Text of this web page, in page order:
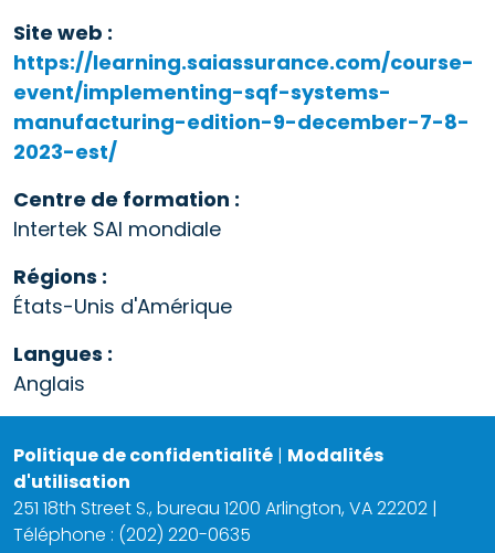
Site web :
https://learning.saiassurance.com/course-
event/implementing-sqf-systems-
manufacturing-edition-9-december-7-8-
2023-est/
Centre de formation :
Intertek SAI mondiale
Régions :
États-Unis d'Amérique
Langues :
Anglais
Politique de confidentialité | Modalités
d'utilisation
251 18th Street S., bureau 1200 Arlington, VA 22202 |
Téléphone : (202) 220-0635